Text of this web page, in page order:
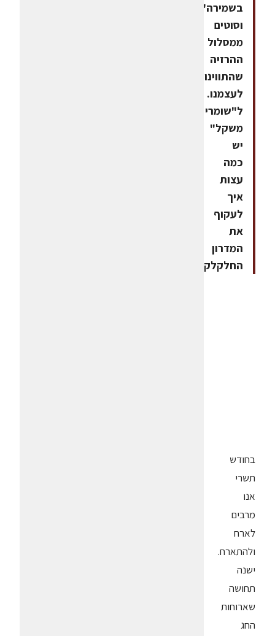
בשמירה"
וסוטים
ממסלול
ההרזיה
שהתווינו
לעצמנו.
ל"שומרי
משקל"
יש
כמה
עצות
איך
לעקוף
את
המדרון
החלקלק
בחודש
תשרי
אנו
מרבים
לארח
ולהתארח.
ישנה
תחושה
שארוחות
החג